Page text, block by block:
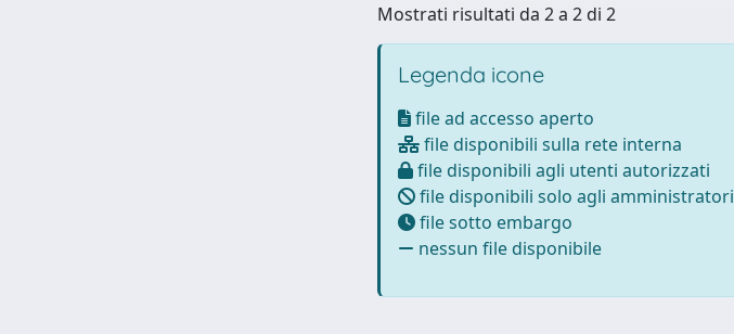
Mostrati risultati da 2 a 2 di 2
Legenda icone
file ad accesso aperto
file disponibili sulla rete interna
file disponibili agli utenti autorizzati
file disponibili solo agli amministratori
file sotto embargo
nessun file disponibile